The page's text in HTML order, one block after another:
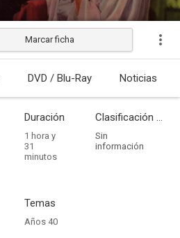
Estrenada
Marcar ficha
DVD / Blu-Ray Noticias
Duración
1 hora y
31
minutos
Clasificación por edades
Sin
información
Temas
Años 40